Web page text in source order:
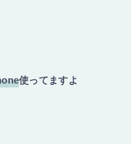
使ってますよ